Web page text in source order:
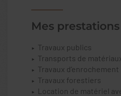
Mes prestations
Travaux publics
Transports de
Travaux d’enrochement
Travaux forestiers
Location de matériel